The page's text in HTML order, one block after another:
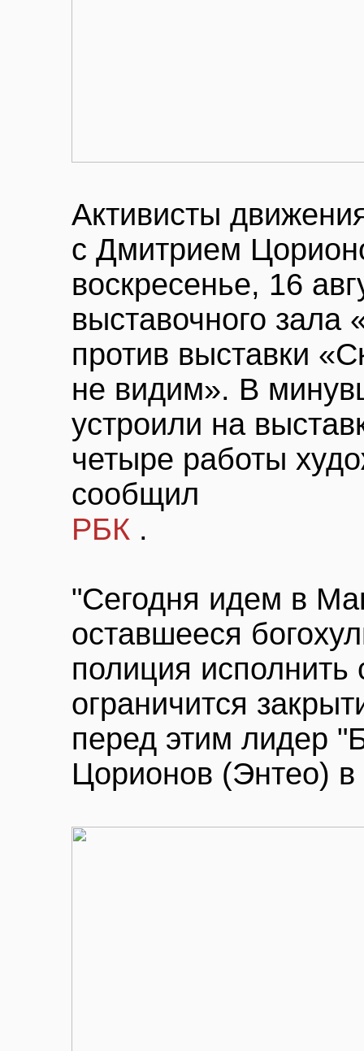
Активисты
с Дмитрием
воскресенье, 16
выставочного зала
против выставки
не видим». В
устроили на
четыре работы
сообщил
РБК .
"Сегодня идем в
оставшееся
полиция исполнить
ограничится
перед этим лидер
Цорионов (Энтео)